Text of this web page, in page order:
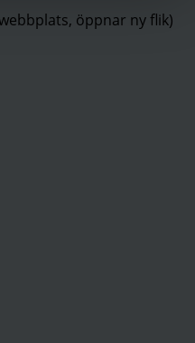
öppnar ny flik)